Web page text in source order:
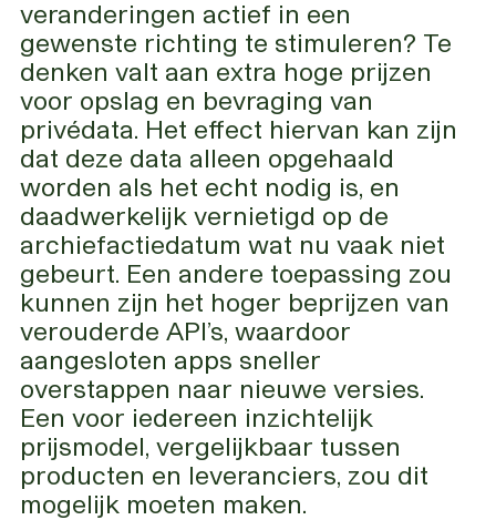
veranderingen actief in een
gewenste richting te stimuleren? Te
denken valt aan extra hoge prijzen
voor opslag en bevraging van
privédata. Het effect hiervan kan zijn
dat deze data alleen opgehaald
worden als het echt nodig is, en
daadwerkelijk vernietigd op de
archiefactiedatum wat nu vaak niet
gebeurt. Een andere toepassing zou
kunnen zijn het hoger beprijzen van
verouderde API’s, waardoor
aangesloten apps sneller
overstappen naar nieuwe versies.
Een voor iedereen inzichtelijk
prijsmodel, vergelijkbaar tussen
producten en leveranciers, zou dit
mogelijk moeten maken.